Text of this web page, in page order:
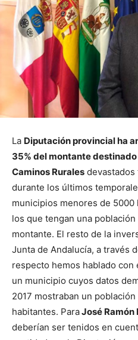
La Diputación provincial ha
35% del montante
Caminos Rurales devastados
durante los últimos
municipios menores de
los que tengan una
montante. El resto de la
Junta de Andalucía, a través
respecto hemos hablado con
un municipio cuyos datos
2017 mostraban un
habitantes. ParaJosé Ramón
deberían ser tenidos en